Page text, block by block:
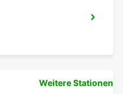
Weitere Stationen